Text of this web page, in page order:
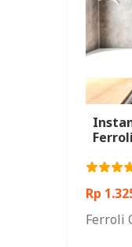
Rp
Ferroli